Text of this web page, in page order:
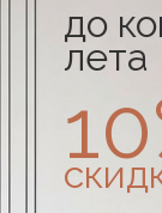
до
лета